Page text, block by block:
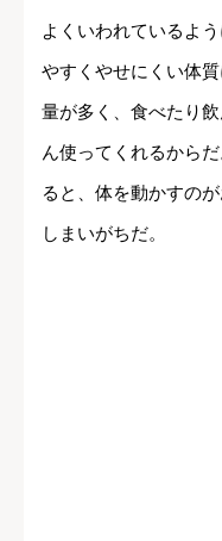
よくいわれているよ
やすくやせにくい体
量が多く、食べたり
ん使ってくれるから
ると、体を動かすの
しまいがちだ。